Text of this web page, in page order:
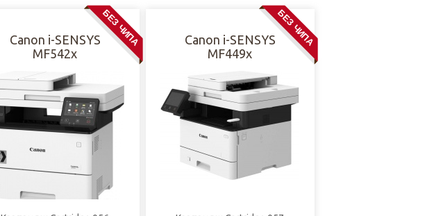
БЕЗ ЧИПА
Canon i-SENSYS
MF542x
БЕЗ ЧИПА
Canon i-SENSYS
MF449x